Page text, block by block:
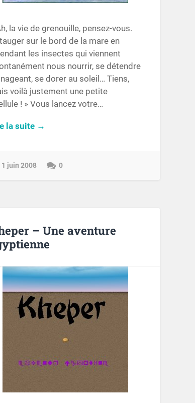
la vie de grenouille, pensez-vous.
sur le bord de la mare en
les insectes qui viennent
nous nourrir, se détendre
se dorer au soleil… Tiens,
voilà justement une petite
! » Vous lancez votre…
la suite →
1 juin 2008 0
– Une aventure